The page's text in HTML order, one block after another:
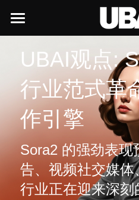
UBAI前沿生态
UBAI OPC
UBAI Liquid
UBAI Chat
洞察与趋势
行业趋势
技术前沿
产品观察
学习中心
UBAI行政
学AI就来UBAI
内测申请
个人内测资格申请
新闻与活动
UBAI观点:
行业范式革
作引擎
Sora2 的强劲表现
告、视频社交媒
行业正在迎来深刻
商品
所有商品分类
UBAI行政
UBAI经典台历
颖豆